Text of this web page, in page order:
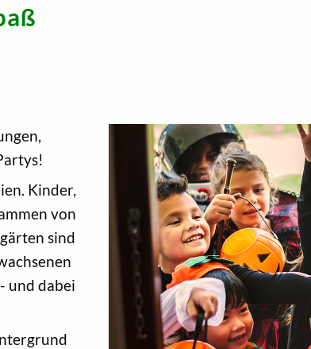
Kinder,
von
sind
und dabei